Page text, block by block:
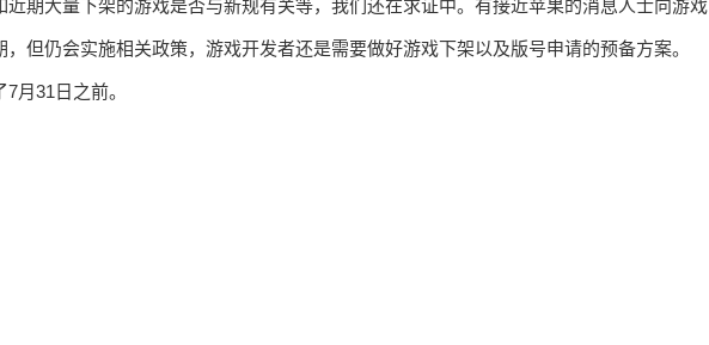
期大量下架的游戏是否与新规有关等，我们还在求证中。有接近苹果的消息人士向游戏
但仍会实施相关政策，游戏开发者还是需要做好游戏下架以及版号申请的预备方案。
月31日之前。